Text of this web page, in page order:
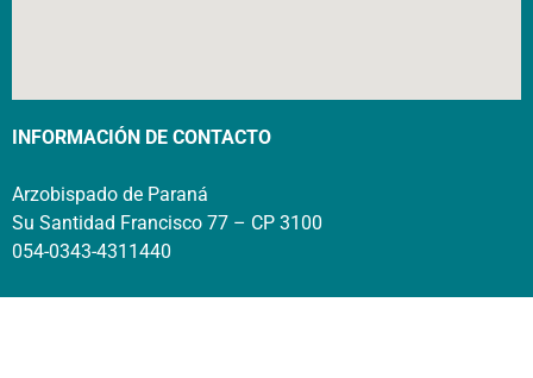
INFORMACIÓN DE CONTACTO
Arzobispado de Paraná
Su Santidad Francisco 77 – CP 3100
054-0343-4311440